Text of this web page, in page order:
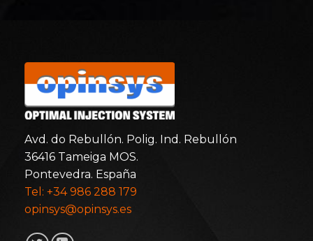
Avd. do Rebullón. Polig. Ind. Rebullón
36416 Tameiga MOS.
Pontevedra. España
Tel: +34 986 288 179
opinsys@opinsys.es